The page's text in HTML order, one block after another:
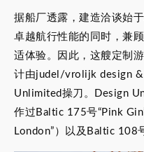
据船厂透露，建造洽谈始
卓越航行性能的同时，兼
适体验。因此，这艘定制
计由judel/vrolijk design &
Unlimited操刀。Design
作过Baltic 175号“Pink
London”）以及Baltic 108